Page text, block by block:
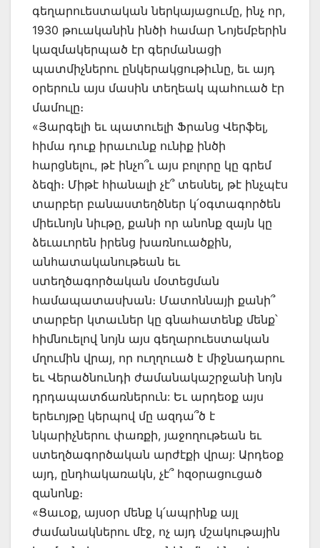
գեղարուեստական ներկայացումը, ինչ որ,
1930 թուականին ինծի համար Նոյեմբերին
կազմակերպած էր գերմանացի
պատմիչներու ընկերակցութիւնը, եւ այդ
օրերուն այս մասին տեղեակ պահուած էր
մամուլը։
«Յարգելի եւ պատուելի Ֆրանց Վերֆել,
հիմա դուք իրաւունք ունիք ինծի
հարցնելու, թէ ինչո՞ւ այս բոլորը կը գրեմ
ձեզի։ Միթէ հիանալի չէ՞ տեսնել, թէ ինչպէս
տարբեր բանաստեղծներ կ՛օգտագործեն
միեւնոյն նիւթը, քանի որ անոնք զայն կը
ձեւաւորեն իրենց խառնուածքին,
անհատականութեան եւ
ստեղծագործական մօտեցման
համապատասխան։ Մատոննայի քանի՞
տարբեր կտաւներ կը գնահատենք մենք՝
հիմնուելով նոյն այս գեղարուեստական
մղումին վրայ, որ ուղղուած է միջնադարու
եւ Վերածնունդի ժամանակաշրջանի նոյն
դրդապատճառներուն: Եւ արդեօք այս
երեւոյթը կերպով մը ազդա՞ծ է
նկարիչներու փառքի, յաջողութեան եւ
ստեղծագործական արժէքի վրայ: Արդեօք
այդ, ընդհակառակն, չէ՞ հզօրացուցած
զանոնք։
«Ցաւօք, այսօր մենք կ՛ապրինք այլ
ժամանակներու մէջ, ոչ այդ մշակութային